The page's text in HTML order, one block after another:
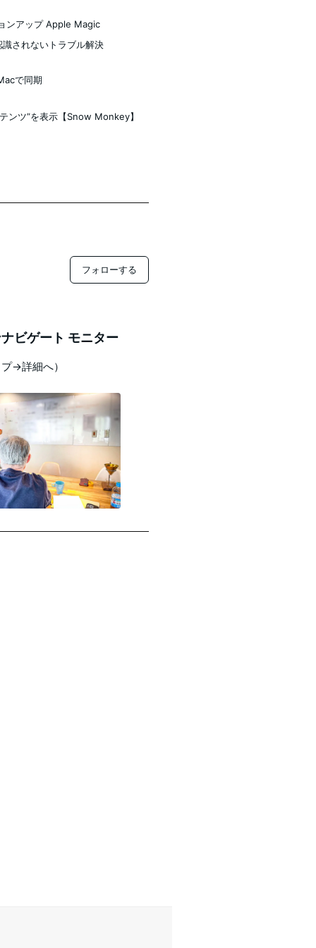
ンアップ Apple Magic
されないトラブル解決
で同期
ンツ”を表示【Snow Monkey】
フォローする
ビゲート モニター
→詳細へ）